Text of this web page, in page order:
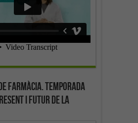
farmàcia. Temporada
i futur de la